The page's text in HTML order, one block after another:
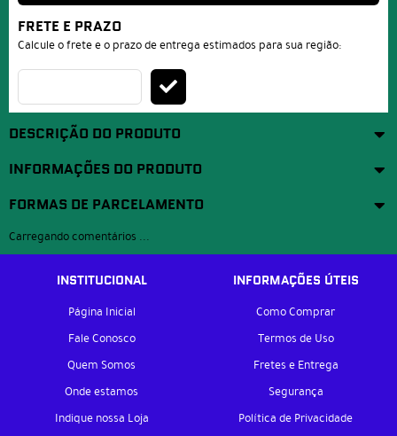
FRETE E PRAZO
Calcule o frete e o prazo de entrega estimados para sua região:
DESCRIÇÃO DO PRODUTO
INFORMAÇÕES DO PRODUTO
FORMAS DE PARCELAMENTO
Carregando comentários ...
INSTITUCIONAL
Página Inicial
Fale Conosco
Quem Somos
Onde estamos
Indique nossa Loja
INFORMAÇÕES ÚTEIS
Como Comprar
Termos de Uso
Fretes e Entrega
Segurança
Política de Privacidade